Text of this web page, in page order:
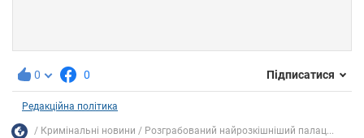
0 0 Підписатися
Редакційна політика
Кримінальні новини Розграбований найрозкішніший палац...